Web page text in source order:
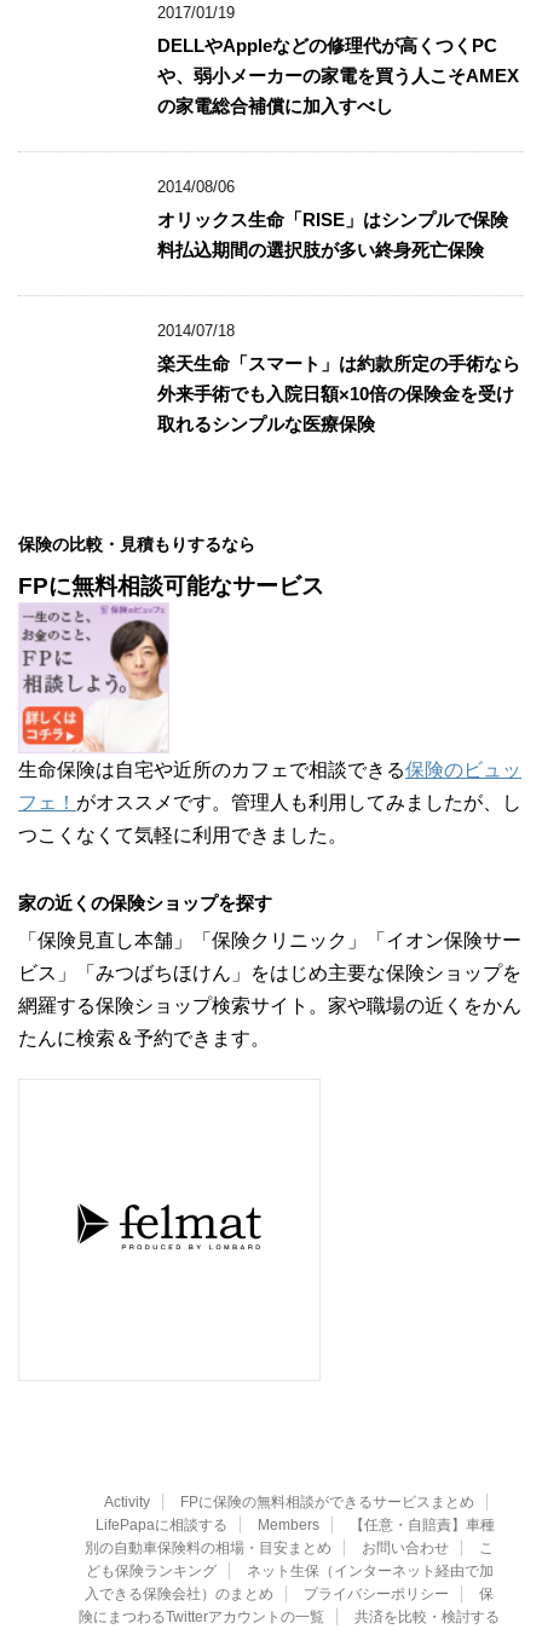
2017/01/19
DELLやAppleなどの修理代が高くつくPC
や、弱小メーカーの家電を買う人こそAMEX
の家電総合補償に加入すべし
2014/08/06
オリックス生命「RISE」はシンプルで保険
料払込期間の選択肢が多い終身死亡保険
2014/07/18
楽天生命「スマート」は約款所定の手術なら
外来手術でも入院日額×10倍の保険金を受け
取れるシンプルな医療保険
保険の比較・見積もりするなら
FPに無料相談可能なサービス
生命保険は自宅や近所のカフェで相談できる保険のビュッ
フェ！ がオススメです。管理人も利用してみましたが、し
つこくなくて気軽に利用できました。
家の近くの保険ショップを探す
「保険見直し本舗」「保険クリニック」「イオン保険サー
ビス」「みつばちほけん」をはじめ主要な保険ショップを
網羅する保険ショップ検索サイト。家や職場の近くをかん
たんに検索＆予約できます。
Activity
FPに保険の無料相談ができるサービスまとめ
LifePapaに相談する
Members
【任意・自賠責】車種
別の自動車保険料の相場・目安まとめ
お問い合わせ
こ
ども保険ランキング
ネット生保（インターネット経由で加
入できる保険会社）のまとめ
プライバシーポリシー
保
険にまつわるTwitterアカウントの一覧
共済を比較・検討する